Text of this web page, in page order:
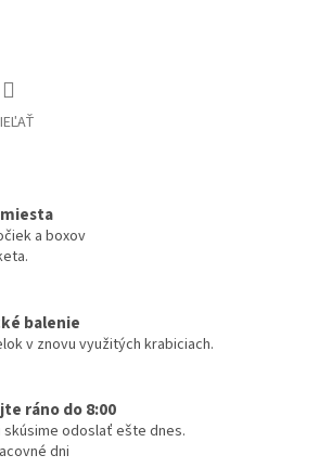
a boxov
balenie
v znovu využitých krabiciach.
ráno do 8:00
skúsime odoslať ešte dnes.
dni